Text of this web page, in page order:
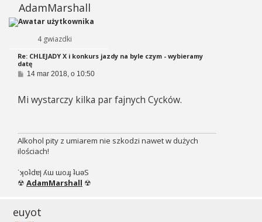
AdamMarshall
4 gwiazdki
Re: CHLEJADY X i konkurs jazdy na byle czym - wybieramy
datę
P
t
14 mar 2018, o 10:50
Mi wystarczy kilka par fajnych Cycków.
Alkohol pity z umiarem nie szkodzi nawet w dużych
ilościach!
˙ʞoʇdɐן ʎɯ ɯoɹɟ ʇuǝS
☢ AdamMarshall ☢
euyot